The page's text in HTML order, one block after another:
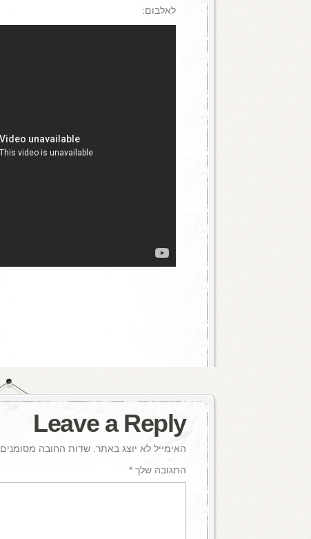
לאלבום:
Leave a Reply
האימייל לא יוצג באתר. שדות החובה מסומנים
התגובה שלך *